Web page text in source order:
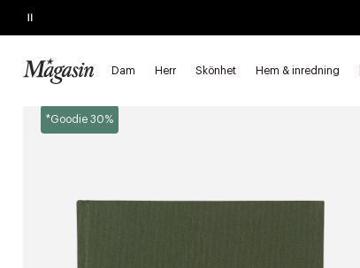
Pause
Dam Herr Skönhet Hem & inredning
SLUTAR SNART
Startsida Hem & inredning Inredning Kontorsartiklar
*Goodie 30%